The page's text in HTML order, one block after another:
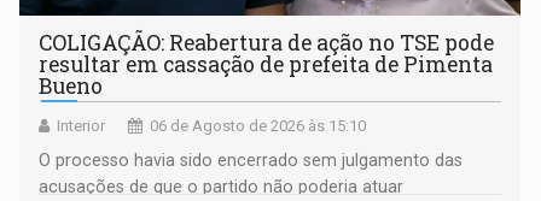
COLIGAÇÃO: Reabertura de ação no TSE pode
resultar em cassação de prefeita de Pimenta
Bueno
Interior 06 de Agosto de 2026 às 15:10
O processo havia sido encerrado sem julgamento das
acusações de que o partido não poderia atuar